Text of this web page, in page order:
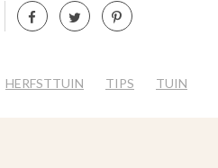
HERFSTTUIN TIPS TUIN